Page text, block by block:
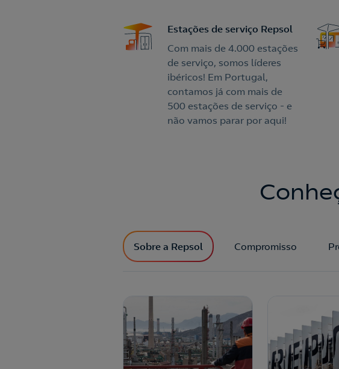
Estações de serviço Repsol
Com mais de 4.000 estações
de serviço, somos líderes
ibéricos! Em Portugal,
contamos já com mais de
500 estações de serviço - e
não vamos parar por aqui!
Sobre a Repsol Compromisso